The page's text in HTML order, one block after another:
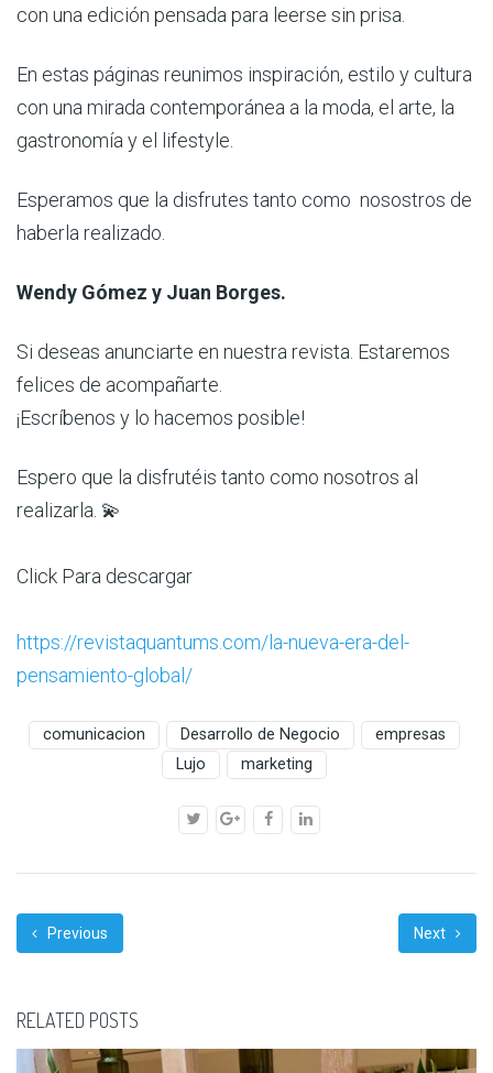
con una edición pensada para leerse sin prisa.
En estas páginas reunimos inspiración, estilo y cultura
con una mirada contemporánea a la moda, el arte, la
gastronomía y el lifestyle.
Esperamos que la disfrutes tanto como nosostros de
haberla realizado.
Wendy Gómez y Juan Borges.
Si deseas anunciarte en nuestra revista. Estaremos
felices de acompañarte.
¡Escríbenos y lo hacemos posible!
Espero que la disfrutéis tanto como nosotros al
realizarla. 💫
Click Para descargar
https://revistaquantums.com/la-nueva-era-del-
pensamiento-global/
comunicacion Desarrollo de Negocio
empresas
Lujo
marketing
Previous Next
RELATED POSTS